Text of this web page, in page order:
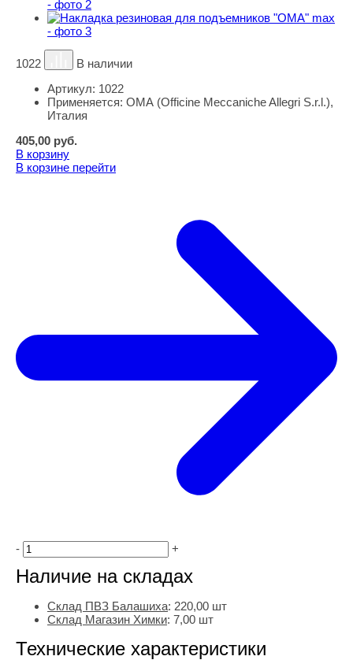
1022
В наличии
Артикул: 1022
Применяется: ОМА (Officine Meccaniche Allegri S.r.l.),
Италия
405,00 руб.
В корзину
В корзине перейти
- +
Наличие на складах
Склад ПВЗ Балашиха: 220,00 шт
Склад Магазин Химки: 7,00 шт
Технические характеристики